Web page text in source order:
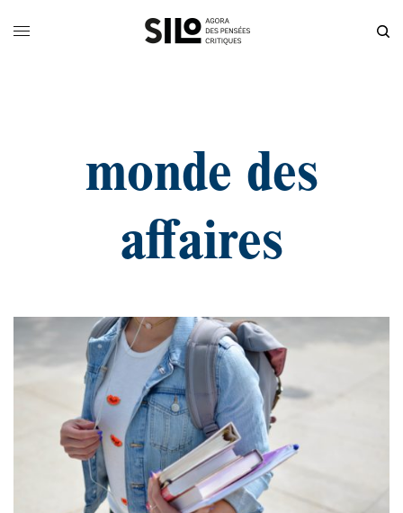
monde des
affaires